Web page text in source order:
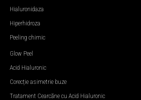
Glow Peel
Acid Hialuronic
Corecție asimetrie buze
Tratament Cearcăne cu Acid Hialuronic
Hialuronidaza
Hiperhidroza
Peeling chimic